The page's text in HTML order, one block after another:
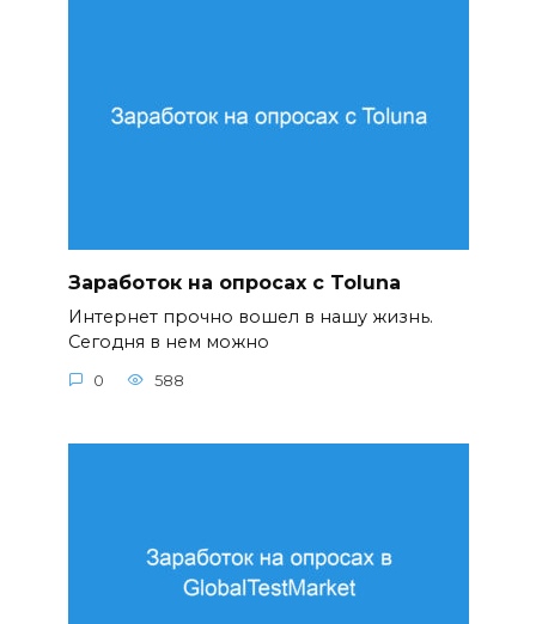
Заработок на опросах с Toluna
Интернет прочно вошел в нашу жизнь.
Сегодня в нем можно
0 588